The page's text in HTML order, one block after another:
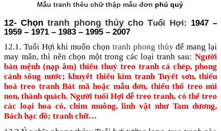
Mẫu tranh thêu chữ thập mẫu đơn phú quý
12- Chọntranh phong thủy cho Tuổi Hợi: 1947 –
1959 – 1971 – 1983 – 1995 – 2007
12.1. Tuổi Hợi khi muốn chọn tranh phong thủyđể mang lại
may mắn, thì nên chọn một trong các loại tranh sau: Người
bản mệnh (nạp âm) thiếu thuỷ treo tranh cá chép, phong
cảnh sông nước; khuyết thiếu kim tranh Tuyết sơn, thiếu
hoả treo tranh Bát mã hoặc mẫu đơn, thiếu thổ treo núi
non, thành quách. Người tuổi Hợi dễ treo tranh, có thể treo
các loại hoa cỏ, chim muông, linh vật như Tam dương,
Bách hạc đồ; tranh chữ…